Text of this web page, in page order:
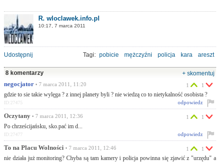
R. wloclawek.info.pl
10:17, 7 marca 2011
Udostępnij Tagi: pobicie mężczyźni policja kara areszt
8 komentarzy
+ skomentuj
negocjator • 7 marca 2011, 11:20
gdzie to sie takie wylęga ? z innej planety byli ? nie wiedzą co to nietykalność osobista ?
1 1
odpowiedz
ID:27475
Oczytany • 7 marca 2011, 12:36
Po chrześcijańsku, sko.pać im d...
1 1
odpowiedz
ID:27477
To na Placu Wolności • 7 marca 2011, 12:46
nie działa już monitoring? Chyba są tam kamery i policja powinna się zjawić z "urzędu" a
1 1